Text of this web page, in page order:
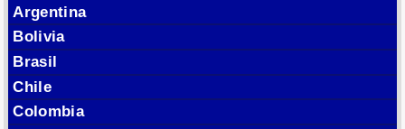
Argentina
Bolivia
Brasil
Chile
Colombia